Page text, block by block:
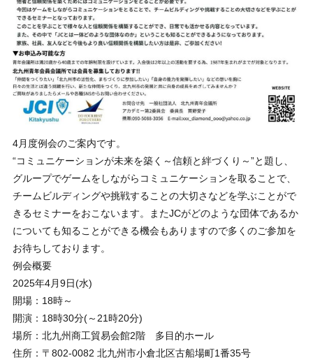
4月度例会のご案内です。
“コミュニケーションが未来を築く～信頼と絆づくり～”と題し、
グループでゲームをしながらコミュニケーションを取ることで、
チームビルディングや挑戦することの大切さなどを学ぶことがで
きるセミナーをおこないます。またJCがどのような団体であるか
についても知ることができる機会もありますので多くのご参加を
お待ちしております。
例会概要
2025年4月9日(水)
開場：18時～
開演：18時30分(～21時20分)
場所：北九州商工貿易会館2階 多目的ホール
住所：〒802-0082 北九州市小倉北区古船場町1番35号